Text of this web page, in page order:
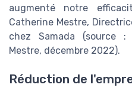
augmenté notre
Catherine Mestre,
chez Samada (source
Mestre, décembre 2022).
Réduction de